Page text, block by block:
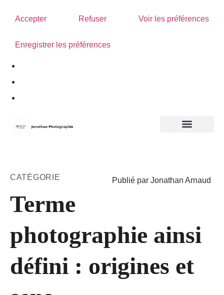
Accepter Refuser Voir les préférences
Enregistrer les préférences
CATÉGORIE Publié par Jonathan Arnaud
Terme
photographie ainsi
défini : origines et